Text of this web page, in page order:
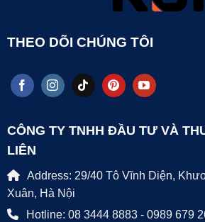
THEO DÕI CHÚNG TÔI
CÔNG TY TNHH ĐẦU TƯ VÀ
LIÊN
Address: 29/40 Tô Vĩnh Diện,
Xuân, Hà Nội
Hotline: 08 3444 8883 - 0989 679